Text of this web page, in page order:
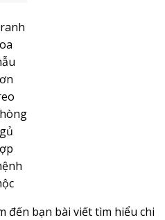
đến bạn bài viết tìm hiểu chi